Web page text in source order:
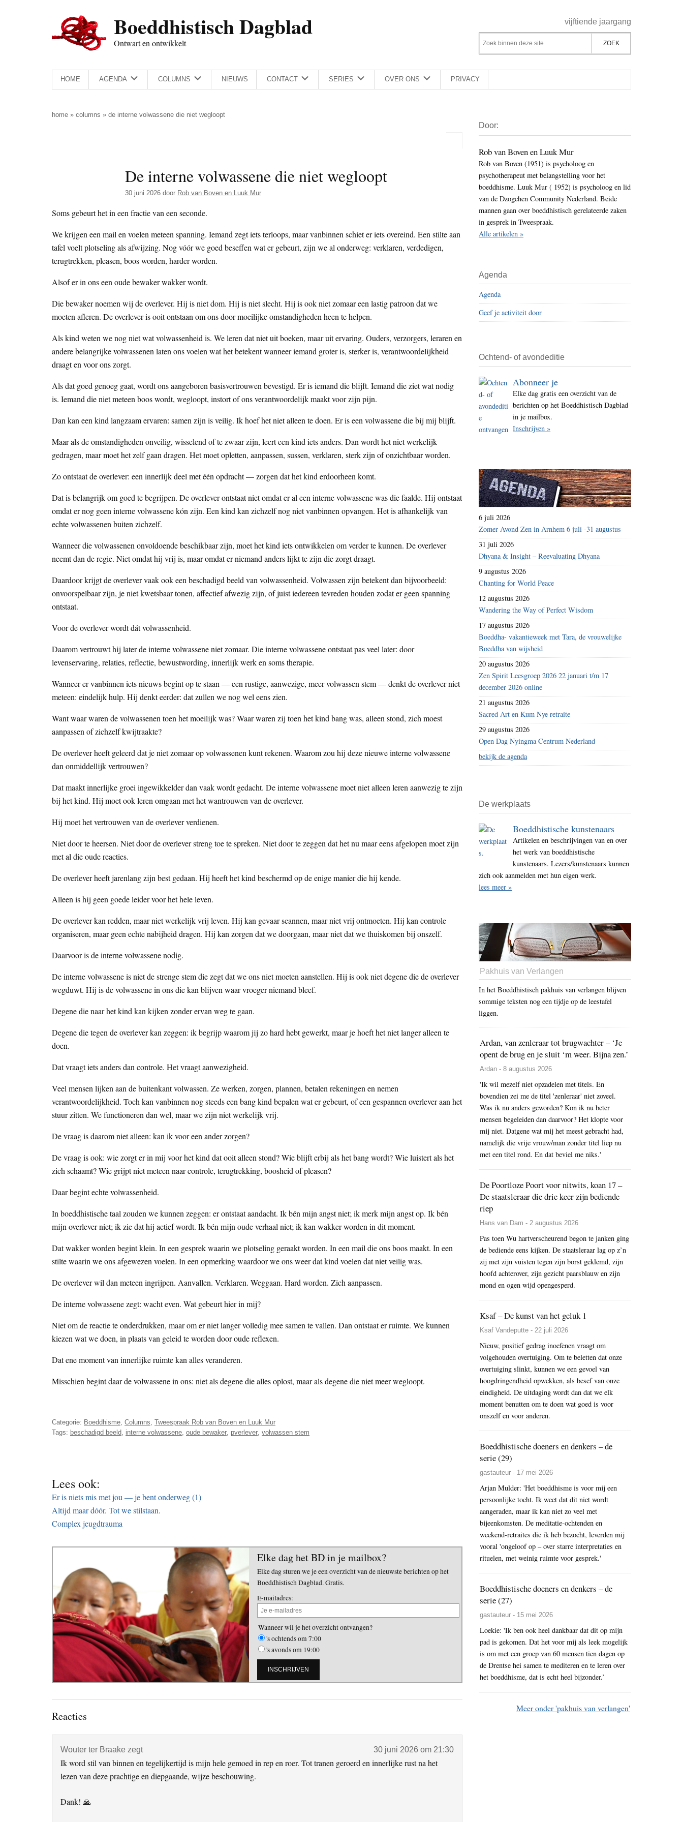
Boeddhistisch Dagblad
Ontwart en ontwikkelt
Rechts
vijftiende jaargang
Z
o
e
k
d
e
z
e
s
i
t
e
Z
o
k
b
n
n
e
z
e
s
i
HOME AGENDA COLUMNS NIEUWS CONTACT SERIES OVER ONS PRIVACY
home » columns » de interne volwassene die niet wegloopt
De interne volwassene die niet wegloopt
30 juni 2026 door Rob van Boven en Luuk Mur
Soms gebeurt het in een fractie van een seconde.
We krijgen een mail en voelen meteen spanning. Iemand zegt iets terloops, maar vanbinnen schiet er iets overeind. Een stilte aan
tafel voelt plotseling als afwijzing. Nog vóór we goed beseffen wat er gebeurt, zijn we al onderweg: verklaren, verdedigen,
terugtrekken, pleasen, boos worden, harder worden.
Alsof er in ons een oude bewaker wakker wordt.
Die bewaker noemen wij de overlever. Hij is niet dom. Hij is niet slecht. Hij is ook niet zomaar een lastig patroon dat we
moeten afleren. De overlever is ooit ontstaan om ons door moeilijke omstandigheden heen te helpen.
Als kind weten we nog niet wat volwassenheid is. We leren dat niet uit boeken, maar uit ervaring. Ouders, verzorgers, leraren en
andere belangrijke volwassenen laten ons voelen wat het betekent wanneer iemand groter is, sterker is, verantwoordelijkheid
draagt en voor ons zorgt.
Als dat goed genoeg gaat, wordt ons aangeboren basisvertrouwen bevestigd. Er is iemand die blijft. Iemand die ziet wat nodig
is. Iemand die niet meteen boos wordt, wegloopt, instort of ons verantwoordelijk maakt voor zijn pijn.
Dan kan een kind langzaam ervaren: samen zijn is veilig. Ik hoef het niet alleen te doen. Er is een volwassene die bij mij blijft.
Maar als de omstandigheden onveilig, wisselend of te zwaar zijn, leert een kind iets anders. Dan wordt het niet werkelijk
gedragen, maar moet het zelf gaan dragen. Het moet opletten, aanpassen, sussen, verklaren, sterk zijn of onzichtbaar worden.
Zo ontstaat de overlever: een innerlijk deel met één opdracht — zorgen dat het kind erdoorheen komt.
Dat is belangrijk om goed te begrijpen. De overlever ontstaat niet omdat er al een interne volwassene was die faalde. Hij ontstaat
omdat er nog geen interne volwassene kón zijn. Een kind kan zichzelf nog niet vanbinnen opvangen. Het is afhankelijk van
echte volwassenen buiten zichzelf.
Wanneer die volwassenen onvoldoende beschikbaar zijn, moet het kind iets ontwikkelen om verder te kunnen. De overlever
neemt dan de regie. Niet omdat hij vrij is, maar omdat er niemand anders lijkt te zijn die zorgt draagt.
Daardoor krijgt de overlever vaak ook een beschadigd beeld van volwassenheid. Volwassen zijn betekent dan bijvoorbeeld:
onvoorspelbaar zijn, je niet kwetsbaar tonen, affectief afwezig zijn, of juist iedereen tevreden houden zodat er geen spanning
ontstaat.
Voor de overlever wordt dát volwassenheid.
Daarom vertrouwt hij later de interne volwassene niet zomaar. Die interne volwassene ontstaat pas veel later: door
levenservaring, relaties, reflectie, bewustwording, innerlijk werk en soms therapie.
Wanneer er vanbinnen iets nieuws begint op te staan — een rustige, aanwezige, meer volwassen stem — denkt de overlever niet
meteen: eindelijk hulp. Hij denkt eerder: dat zullen we nog wel eens zien.
Want waar waren de volwassenen toen het moeilijk was? Waar waren zij toen het kind bang was, alleen stond, zich moest
aanpassen of zichzelf kwijtraakte?
De overlever heeft geleerd dat je niet zomaar op volwassenen kunt rekenen. Waarom zou hij deze nieuwe interne volwassene
dan onmiddellijk vertrouwen?
Dat maakt innerlijke groei ingewikkelder dan vaak wordt gedacht. De interne volwassene moet niet alleen leren aanwezig te zijn
bij het kind. Hij moet ook leren omgaan met het wantrouwen van de overlever.
Hij moet het vertrouwen van de overlever verdienen.
Niet door te heersen. Niet door de overlever streng toe te spreken. Niet door te zeggen dat het nu maar eens afgelopen moet zijn
met al die oude reacties.
De overlever heeft jarenlang zijn best gedaan. Hij heeft het kind beschermd op de enige manier die hij kende.
Alleen is hij geen goede leider voor het hele leven.
De overlever kan redden, maar niet werkelijk vrij leven. Hij kan gevaar scannen, maar niet vrij ontmoeten. Hij kan controle
organiseren, maar geen echte nabijheid dragen. Hij kan zorgen dat we doorgaan, maar niet dat we thuiskomen bij onszelf.
Daarvoor is de interne volwassene nodig.
De interne volwassene is niet de strenge stem die zegt dat we ons niet moeten aanstellen. Hij is ook niet degene die de overlever
wegduwt. Hij is de volwassene in ons die kan blijven waar vroeger niemand bleef.
Degene die naar het kind kan kijken zonder ervan weg te gaan.
Degene die tegen de overlever kan zeggen: ik begrijp waarom jij zo hard hebt gewerkt, maar je hoeft het niet langer alleen te
doen.
Dat vraagt iets anders dan controle. Het vraagt aanwezigheid.
Veel mensen lijken aan de buitenkant volwassen. Ze werken, zorgen, plannen, betalen rekeningen en nemen
verantwoordelijkheid. Toch kan vanbinnen nog steeds een bang kind bepalen wat er gebeurt, of een gespannen overlever aan het
stuur zitten. We functioneren dan wel, maar we zijn niet werkelijk vrij.
De vraag is daarom niet alleen: kan ik voor een ander zorgen?
De vraag is ook: wie zorgt er in mij voor het kind dat ooit alleen stond? Wie blijft erbij als het bang wordt? Wie luistert als het
zich schaamt? Wie grijpt niet meteen naar controle, terugtrekking, boosheid of pleasen?
Daar begint echte volwassenheid.
In boeddhistische taal zouden we kunnen zeggen: er ontstaat aandacht. Ik bén mijn angst niet; ik merk mijn angst op. Ik bén
mijn overlever niet; ik zie dat hij actief wordt. Ik bén mijn oude verhaal niet; ik kan wakker worden in dit moment.
Dat wakker worden begint klein. In een gesprek waarin we plotseling geraakt worden. In een mail die ons boos maakt. In een
stilte waarin we ons afgewezen voelen. In een opmerking waardoor we ons weer dat kind voelen dat niet veilig was.
De overlever wil dan meteen ingrijpen. Aanvallen. Verklaren. Weggaan. Hard worden. Zich aanpassen.
De interne volwassene zegt: wacht even. Wat gebeurt hier in mij?
Niet om de reactie te onderdrukken, maar om er niet langer volledig mee samen te vallen. Dan ontstaat er ruimte. We kunnen
kiezen wat we doen, in plaats van geleid te worden door oude reflexen.
Dat ene moment van innerlijke ruimte kan alles veranderen.
Misschien begint daar de volwassene in ons: niet als degene die alles oplost, maar als degene die niet meer wegloopt.
Categorie: Boeddhisme, Columns, Tweespraak Rob van Boven en Luuk Mur
Tags: beschadigd beeld, interne volwassene, oude bewaker, pverlever, volwassen stem
Lees ook:
Er is niets mis met jou — je bent onderweg (1)
Altijd maar dóór. Tot we stilstaan.
Complex jeugdtrauma
Elke dag het BD in je mailbox?
Elke dag sturen we je een overzicht van de nieuwste berichten op het
Boeddhistisch Dagblad. Gratis.
E-mailadres:
Wanneer wil je het overzicht ontvangen?
's ochtends om 7:00
's avonds om 19:00
Lees
Reacties
Wouter ter Braake zegt 30 juni 2026 om 21:30
Ik word stil van binnen en tegelijkertijd is mijn hele gemoed in rep en roer. Tot tranen geroerd en innerlijke rust na het
lezen van deze prachtige en diepgaande, wijze beschouwing.
Dank! 🙏
Sidebar
Door:
Rob van Boven en Luuk Mur
Rob van Boven (1951) is psycholoog en
psychotherapeut met belangstelling voor het
boeddhisme. Luuk Mur ( 1952) is psycholoog en lid
van de Dzogchen Community Nederland. Beide
mannen gaan over boeddhistisch gerelateerde zaken
in gesprek in Tweespraak.
Alle artikelen »
Agenda
Agenda
Geef je activiteit door
Ochtend- of avondeditie
Abonneer je
Elke dag gratis een overzicht van de
berichten op het Boeddhistisch Dagblad
in je mailbox.
Inschrijven »
6 juli 2026
Zomer Avond Zen in Arnhem 6 juli -31 augustus
31 juli 2026
Dhyana & Insight – Reevaluating Dhyana
9 augustus 2026
Chanting for World Peace
12 augustus 2026
Wandering the Way of Perfect Wisdom
17 augustus 2026
Boeddha- vakantieweek met Tara, de vrouwelijke
Boeddha van wijsheid
20 augustus 2026
Zen Spirit Leesgroep 2026 22 januari t/m 17
december 2026 online
21 augustus 2026
Sacred Art en Kum Nye retraite
29 augustus 2026
Open Dag Nyingma Centrum Nederland
bekijk de agenda
De werkplaats
Boeddhistische kunstenaars
Artikelen en beschrijvingen van en over
het werk van boeddhistische
kunstenaars. Lezers/kunstenaars kunnen
zich ook aanmelden met hun eigen werk.
lees meer »
Pakhuis van Verlangen
In het Boeddhistisch pakhuis van verlangen blijven
sommige teksten nog een tijdje op de leestafel
liggen.
Ardan, van zenleraar tot brugwachter – ‘Je
opent de brug en je sluit ‘m weer. Bijna zen.’
Ardan - 8 augustus 2026
'Ik wil mezelf niet opzadelen met titels. En
bovendien zei me de titel 'zenleraar' niet zoveel.
Was ik nu anders geworden? Kon ik nu beter
mensen begeleiden dan daarvoor? Het klopte voor
mij niet. Datgene wat mij het meest gebracht had,
namelijk die vrije vrouw/man zonder titel liep nu
met een titel rond. En dat beviel me niks.'
De Poortloze Poort voor nitwits, koan 17 –
De staatsleraar die drie keer zijn bediende
riep
Hans van Dam - 2 augustus 2026
Pas toen Wu hartverscheurend begon te janken ging
de bediende eens kijken. De staatsleraar lag op z’n
zij met zijn vuisten tegen zijn borst geklemd, zijn
hoofd achterover, zijn gezicht paarsblauw en zijn
mond en ogen wijd opengesperd.
Ksaf – De kunst van het geluk 1
Ksaf Vandeputte - 22 juli 2026
Nieuw, positief gedrag inoefenen vraagt om
volgehouden overtuiging. Om te beletten dat onze
overtuiging slinkt, kunnen we een gevoel van
hoogdringendheid opwekken, als besef van onze
eindigheid. De uitdaging wordt dan dat we elk
moment benutten om te doen wat goed is voor
onszelf en voor anderen.
Boeddhistische doeners en denkers – de
serie (29)
gastauteur - 17 mei 2026
Arjan Mulder: 'Het boeddhisme is voor mij een
persoonlijke tocht. Ik weet dat dit niet wordt
aangeraden, maar ik kan niet zo veel met
bijeenkomsten. De meditatie-ochtenden en
weekend-retraites die ik heb bezocht, leverden mij
vooral 'ongeloof op – over starre interpretaties en
rituelen, met weinig ruimte voor gesprek.'
Boeddhistische doeners en denkers – de
serie (27)
gastauteur - 15 mei 2026
Loekie: 'Ik ben ook heel dankbaar dat dit op mijn
pad is gekomen. Dat het voor mij als leek mogelijk
is om met een groep van 60 mensen tien dagen op
de Drentse hei samen te mediteren en te leren over
het boeddhisme, dat is echt heel bijzonder.’
Meer onder 'pakhuis van verlangen'